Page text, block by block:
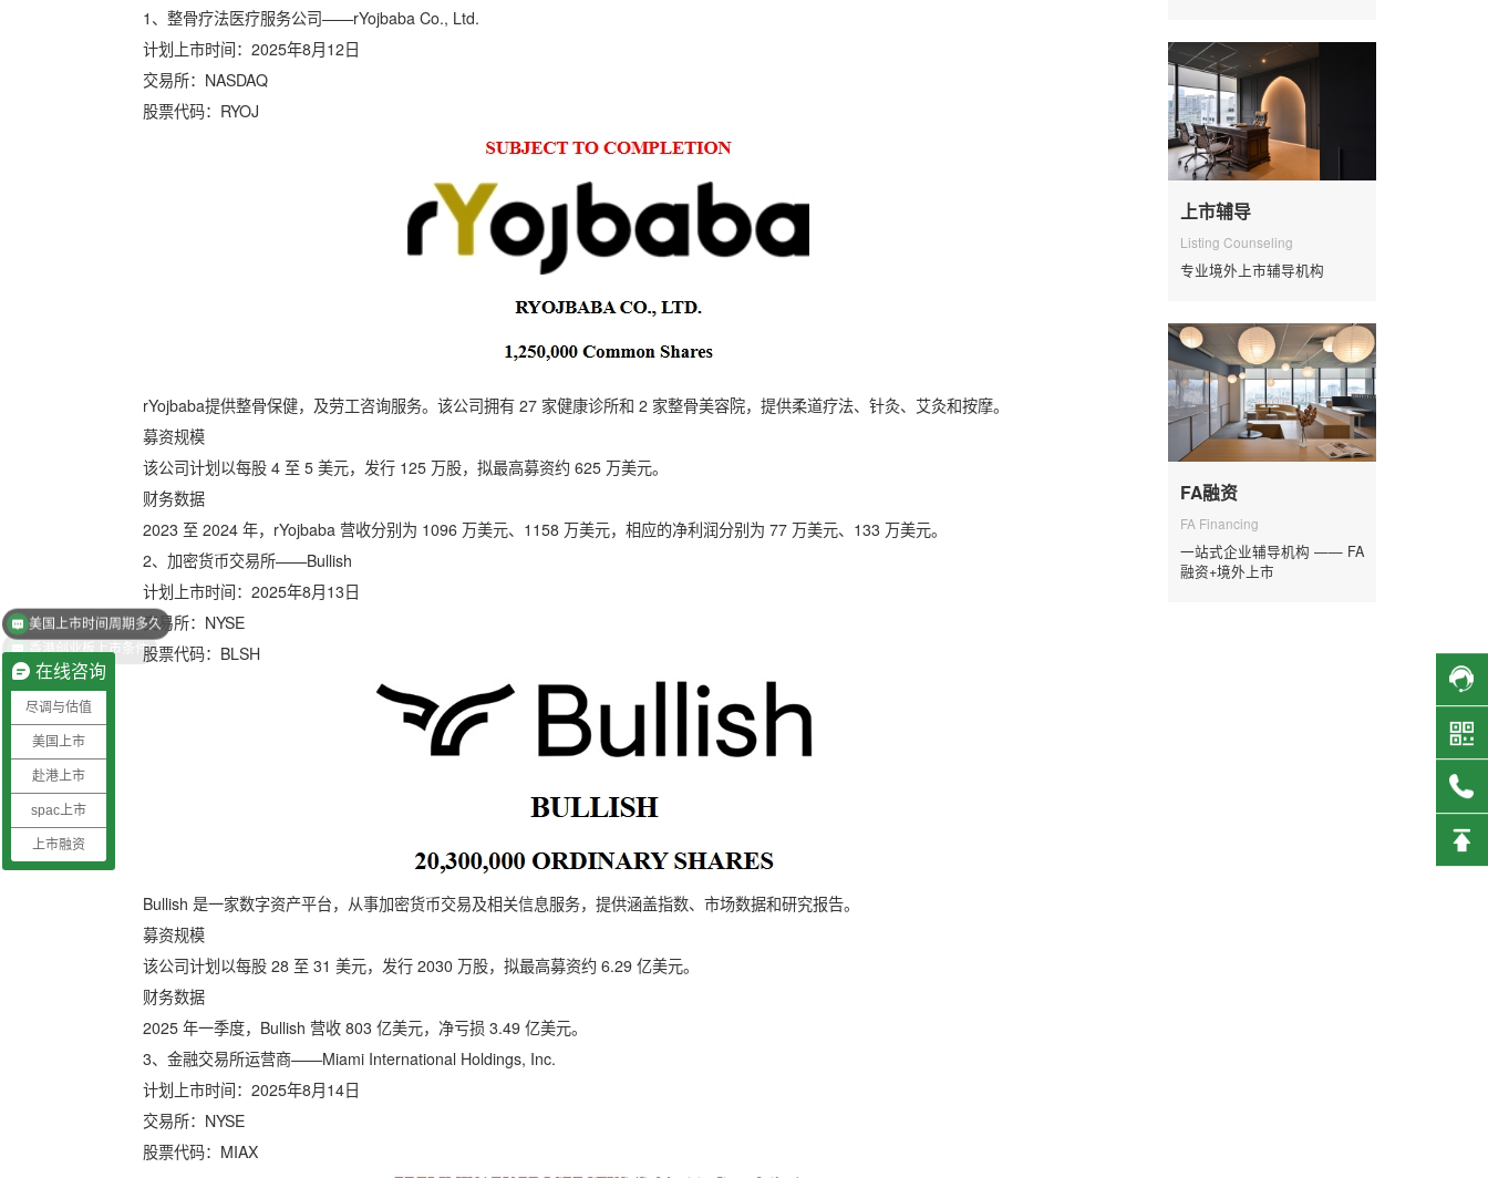
1、整骨疗法医疗服务公司——rYojbaba Co., Ltd.
计划上市时间：2025年8月12日
交易所：NASDAQ
股票代码：RYOJ
rYojbaba提供整骨保健，及劳工咨询服务。该公司拥有 27 家健康诊所和 2 家整骨美容院，提供柔道疗法、针灸、艾灸和按摩。
募资规模
该公司计划以每股 4 至 5 美元，发行 125 万股，拟最高募资约 625 万美元。
财务数据
2023 至 2024 年，rYojbaba 营收分别为 1096 万美元、1158 万美元，相应的净利润分别为 77 万美元、133 万美元。
2、加密货币交易所——Bullish
计划上市时间：2025年8月13日
交易所：NYSE
股票代码：BLSH
Bullish 是一家数字资产平台，从事加密货币交易及相关信息服务，提供涵盖指数、市场数据和研究报告。
募资规模
该公司计划以每股 28 至 31 美元，发行 2030 万股，拟最高募资约 6.29 亿美元。
财务数据
2025 年一季度，Bullish 营收 803 亿美元，净亏损 3.49 亿美元。
3、金融交易所运营商——Miami International Holdings, Inc.
计划上市时间：2025年8月14日
交易所：NYSE
股票代码：MIAX
上市辅导
Listing Counseling
专业境外上市辅导机构
FA融资
FA Financing
一站式企业辅导机构 —— FA
融资+境外上市
在线咨询
尽调与估值
美国上市
赴港上市
spac上市
上市融资
美国上市时间周期多久
香港创业板上市条件